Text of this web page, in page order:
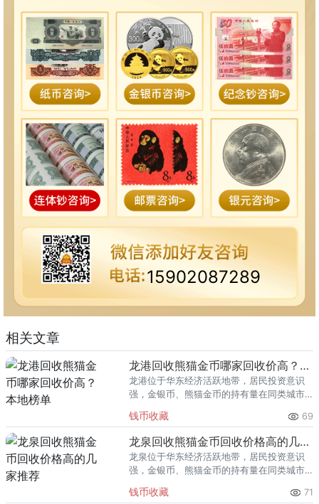
15902087289
相关文章
龙港回收熊猫金币哪家回收价高？本地榜单
龙港位于华东经济活跃地带，居民投资意识
强，金银币、熊猫金币的持有量在同类城市
熊猫金币的需求就明显升温，但鱼龙混杂的
回收渠道里，能精准识别版别溢
钱币收藏 69
龙泉回收熊猫金币回收价格高的几家推荐
龙泉位于华东经济活跃地带，居民投资意识
强，金银币、熊猫金币的持有量在同类城市
熊猫金币的需求就明显升温，但鱼龙混杂的
钱币收藏 71